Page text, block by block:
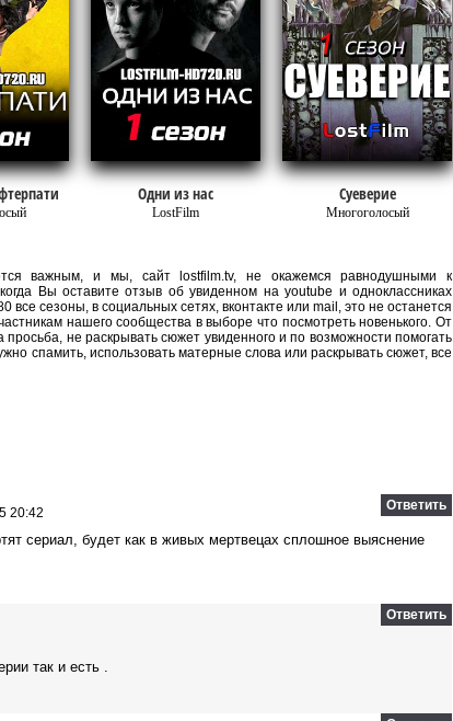
Одни из нас
LostFilm
Суеверие
Многоголосый
важным, и мы, сайт lostfilm.tv, не окажемся равнодушными к
Вы оставите отзыв об увиденном на youtube и одноклассниках
сезоны, в социальных сетях, вконтакте или mail, это не останется
нашего сообщества в выборе что посмотреть новенького. От
не раскрывать сюжет увиденного и по возможности помогать
спамить, использовать матерные слова или раскрывать сюжет, все
20:42 Ответить
сериал, будет как в живых мертвецах сплошное выяснение
Ответить
так и есть .